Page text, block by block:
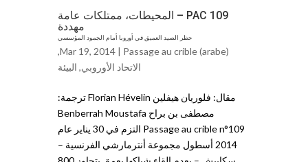
PAC 109 – المحيطات، ممتلكات عامة
مهددة
حظر الصيد العميق في أوروبا أمام الجمود المؤسسي
Mar 19, 2014 | Passage au crible (arabe)
,
الاتحاد الأوروبي, البيئة
مقال: فلوريان هيفلين Florian Hévelin ترجمة:
مصطفى بن براح Benberrah Moustafa
Passage au crible n°109 التزم في 30 يناير عام
2014 أسطول مجموعة أنترمارشي الفرنسية –